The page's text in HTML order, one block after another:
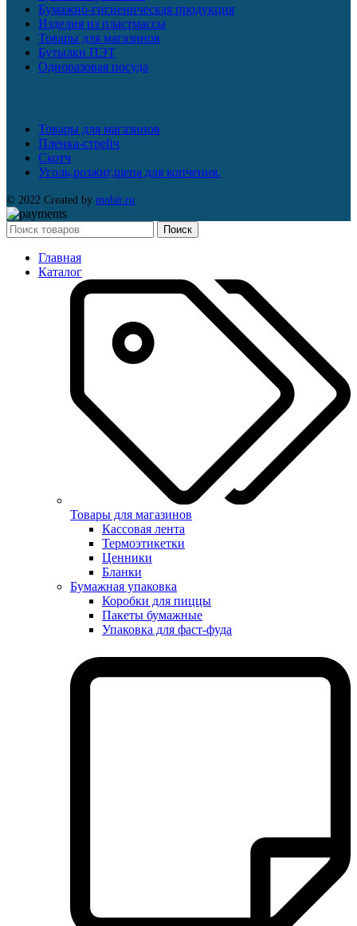
Бумажно-гигиеническая продукция
Изделия из пластмассы
Товары для магазинов
Бутылки ПЭТ
Одноразовая посуда
Товары для магазинов
Пленка-стрейч
Скотч
Уголь,розжиг,щепа для копчения.
© 2022 Created by mobit.ru
Поиск
Главная
Каталог
Товары для магазинов
Кассовая лента
Термоэтикетки
Ценники
Бланки
Бумажная упаковка
Коробки для пиццы
Пакеты бумажные
Упаковка для фаст-фуда